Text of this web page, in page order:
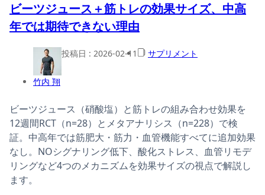
ビーツジュース＋筋トレの効果サイズ、中高
年では期待できない理由
竹内 翔
投稿日 : 2026-02-11 サプリメント
ビーツジュース（硝酸塩）と筋トレの組み合わせ効果を
12週間RCT（n=28）とメタアナリシス（n=228）で検
証。中高年では筋肥大・筋力・血管機能すべてに追加効果
なし。NOシグナリング低下、酸化ストレス、血管リモデ
リングなど4つのメカニズムを効果サイズの視点で解説し
ます。